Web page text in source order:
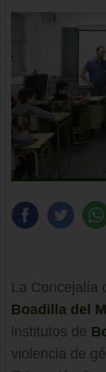
La Concejalía
Boadilla del
institutos de
violencia de